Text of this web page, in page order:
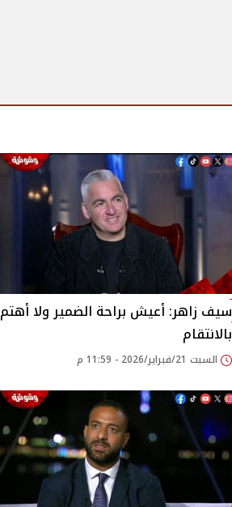
سيف زاهر: أعيش براحة الضمير ولا أهتم
بالانتقام
السبت 21/فبراير/2026 - 11:59 م